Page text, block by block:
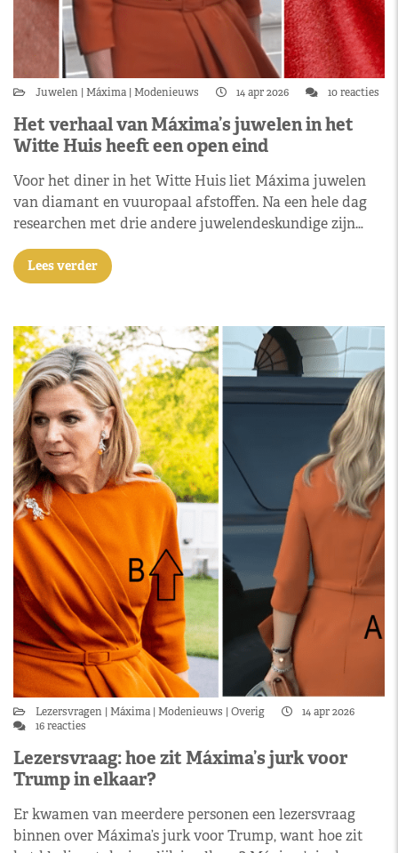
Juwelen Máxima Modenieuws 14 apr 2026 10 reacties
Het verhaal van Máxima’s juwelen in het
Witte Huis heeft een open eind
Voor het diner in het Witte Huis liet Máxima juwelen
van diamant en vuuropaal afstoffen. Na een hele dag
researchen met drie andere juwelendeskundige zijn…
Lees verder
Lezersvragen Máxima Modenieuws Overig
14 apr 2026
16 reacties
Lezersvraag: hoe zit Máxima’s jurk voor
Trump in elkaar?
Er kwamen van meerdere personen een lezersvraag
binnen over Máxima’s jurk voor Trump, want hoe zit